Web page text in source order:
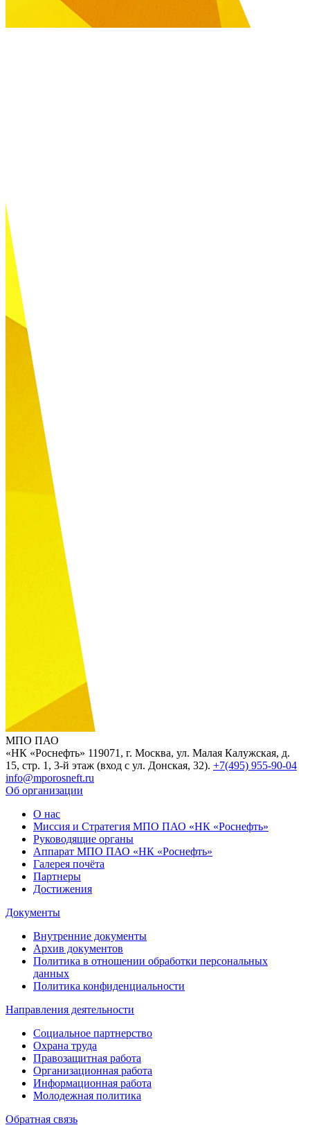
МПО ПАО
«НК «Роснефть» 119071, г. Москва, ул. Малая Калужская, д.
15, стр. 1, 3-й этаж (вход с ул. Донская, 32). +7(495) 955-90-04
info@mporosneft.ru
Об организации
О нас
Миссия и Стратегия МПО ПАО «НК «Роснефть»
Руководящие органы
Аппарат МПО ПАО «НК «Роснефть»
Галерея почёта
Партнеры
Достижения
Документы
Внутренние документы
Архив документов
Политика в отношении обработки персональных
данных
Политика конфиденциальности
Направления деятельности
Социальное партнерство
Охрана труда
Правозащитная работа
Организационная работа
Информационная работа
Молодежная политика
Обратная связь